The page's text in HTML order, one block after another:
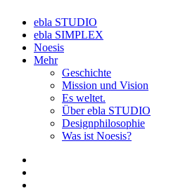
Close
Menu
ebla STUDIO
ebla SIMPLEX
Noesis
Mehr
Geschichte
Mission und Vision
Es weltet.
Über ebla STUDIO
Designphilosophie
Was ist Noesis?